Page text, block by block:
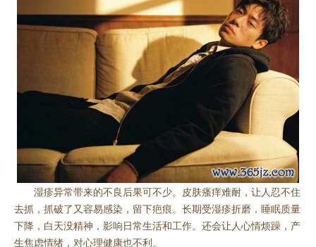
湿疹异常带来的不良后果可不少。皮肤瘙痒难耐，让人忍不住
去抓，抓破了又容易感染，留下疤痕。长期受湿疹折磨，睡眠质量
下降，白天没精神，影响日常生活和工作。还会让人心情烦躁，产
生焦虑情绪，对心理健康也不利。